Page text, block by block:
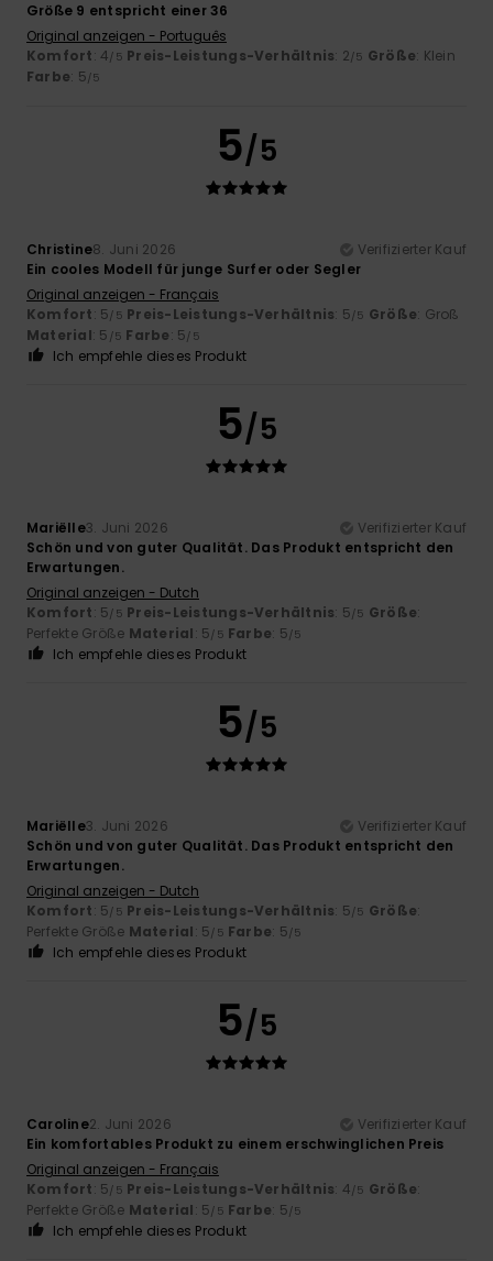
Größe 9 entspricht einer 36
Original anzeigen - Português
Komfort: 4/5 Preis-Leistungs-Verhältnis: 2/5 Größe: Klein
Farbe: 5/5
5/5
Christine8. Juni 2026
Verifizierter Kauf
Ein cooles Modell für junge Surfer oder Segler
Original anzeigen - Français
Komfort: 5/5 Preis-Leistungs-Verhältnis: 5/5 Größe: Groß
Material: 5 /5 Farbe: 5/5
Ich empfehle dieses Produkt
5/5
Mariëlle3. Juni 2026
Verifizierter Kauf
Schön und von guter Qualität. Das Produkt entspricht den
Erwartungen.
Original anzeigen - Dutch
Komfort: 5/5 Preis-Leistungs-Verhältnis: 5/5 Größe:
Perfekte Größe Material: 5/5 Farbe: 5/5
Ich empfehle dieses Produkt
5/5
Mariëlle3. Juni 2026
Verifizierter Kauf
Schön und von guter Qualität. Das Produkt entspricht den
Erwartungen.
Original anzeigen - Dutch
Komfort: 5/5 Preis-Leistungs-Verhältnis: 5/5 Größe:
Perfekte Größe Material: 5/5 Farbe: 5/5
Ich empfehle dieses Produkt
5/5
Caroline2. Juni 2026
Verifizierter Kauf
Ein komfortables Produkt zu einem erschwinglichen Preis
Original anzeigen - Français
Komfort: 5/5 Preis-Leistungs-Verhältnis: 4/5 Größe:
Perfekte Größe Material: 5/5 Farbe: 5/5
Ich empfehle dieses Produkt